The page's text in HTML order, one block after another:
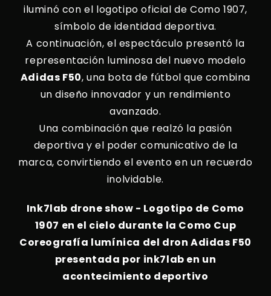
iluminó con el logotipo oficial de Como 1907,
símbolo de identidad deportiva.
A continuación, el espectáculo presentó la
representación luminosa del nuevo modelo
Adidas F50, una bota de fútbol que combina
un diseño innovador y un rendimiento
avanzado.
Una combinación que realzó la pasión
deportiva y el poder comunicativo de la
marca, convirtiendo el evento en un recuerdo
inolvidable.
Ink7lab drone show - Logotipo de Como
1907 en el cielo durante la Como Cup
Coreografía lumínica del dron Adidas F50
presentada por ink7lab en un
acontecimiento deportivo